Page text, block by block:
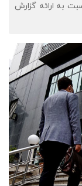
به ارائه گزارش